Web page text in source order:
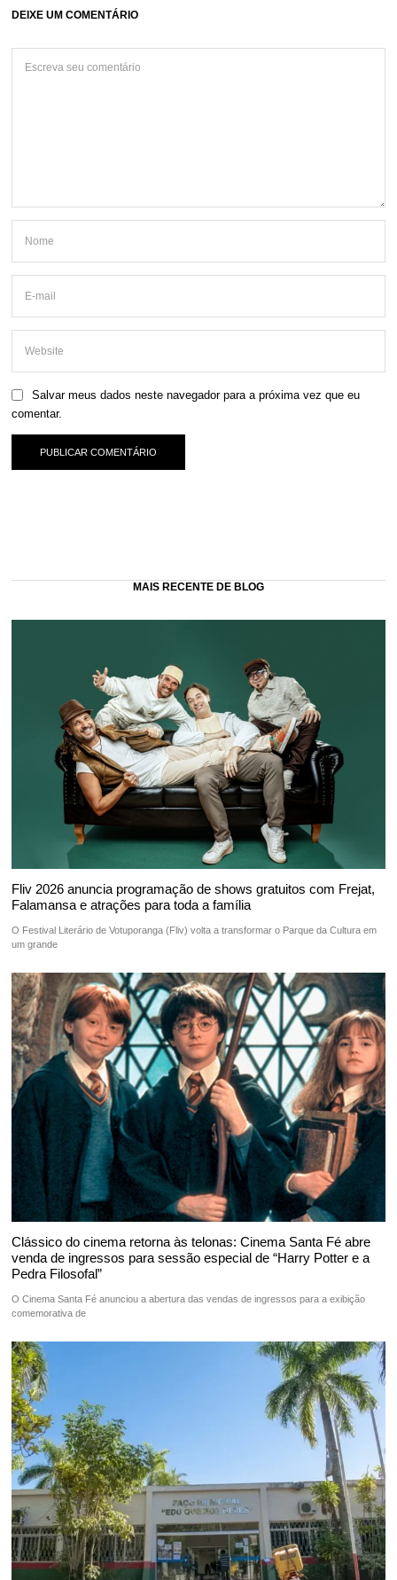
DEIXE UM COMENTÁRIO
Salvar meus dados neste navegador para a próxima vez que eu
comentar.
MAIS RECENTE DE BLOG
Fliv 2026 anuncia programação de shows gratuitos com Frejat,
Falamansa e atrações para toda a família
O Festival Literário de Votuporanga (Fliv) volta a transformar o Parque da Cultura em
um grande
Clássico do cinema retorna às telonas: Cinema Santa Fé abre
venda de ingressos para sessão especial de “Harry Potter e a
Pedra Filosofal”
O Cinema Santa Fé anunciou a abertura das vendas de ingressos para a exibição
comemorativa de